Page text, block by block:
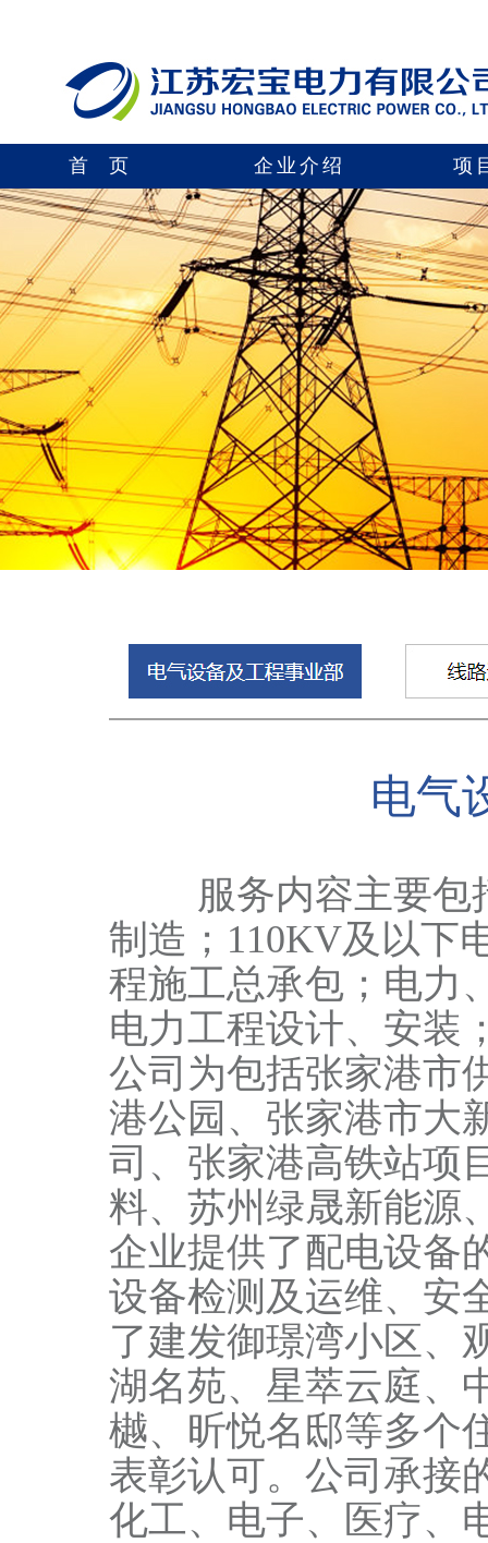
首 页 企业介绍 项
电气
服务内容主要包括
制造；110KV及以下
程施工总承包；电力
电力工程设计、安装
公司为包括张家港市
港公园、张家港市大
司、张家港高铁站项
料、苏州绿晟新能源
企业提供了配电设备
设备检测及运维、安
了建发御璟湾小区、
湖名苑、星萃云庭、
樾、昕悦名邸等多个
表彰认可。公司承接
化工、电子、医疗、